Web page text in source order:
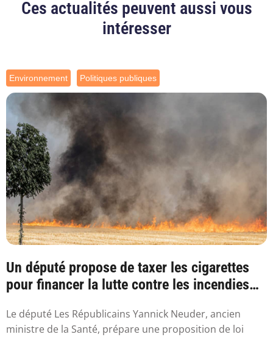
Ces actualités peuvent aussi vous
intéresser
Environnement Politiques publiques
Un député propose de taxer les cigarettes
pour financer la lutte contre les incendies
Le député Les Républicains Yannick Neuder, ancien
ministre de la Santé, prépare une proposition de loi